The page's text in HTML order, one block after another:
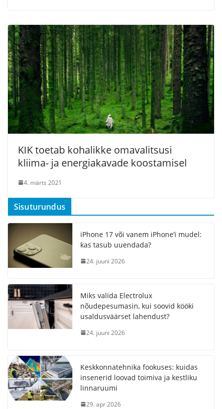
KIK toetab kohalikke omavalitsusi
kliima- ja energiakavade koostamisel
4. märts 2021
Sisuturundus
iPhone 17 või vanem iPhone’i mudel:
kas tasub uuendada?
24. juuni 2026
Miks valida Electrolux
nõudepesumasin, kui soovid kööki
usaldusväärset lahendust?
24. juuni 2026
Keskkonnatehnika fookuses: kuidas
insenerid loovad toimiva ja kestliku
linnaruumi
29. apr 2026